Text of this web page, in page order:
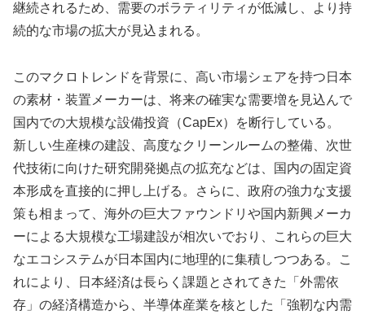
継続されるため、需要のボラティリティが低減し、より持
続的な市場の拡大が見込まれる。
このマクロトレンドを背景に、高い市場シェアを持つ日本
の素材・装置メーカーは、将来の確実な需要増を見込んで
国内での大規模な設備投資（CapEx）を断行している。
新しい生産棟の建設、高度なクリーンルームの整備、次世
代技術に向けた研究開発拠点の拡充などは、国内の固定資
本形成を直接的に押し上げる。さらに、政府の強力な支援
策も相まって、海外の巨大ファウンドリや国内新興メーカ
ーによる大規模な工場建設が相次いでおり、これらの巨大
なエコシステムが日本国内に地理的に集積しつつある。こ
れにより、日本経済は長らく課題とされてきた「外需依
存」の経済構造から、半導体産業を核とした「強靭な内需